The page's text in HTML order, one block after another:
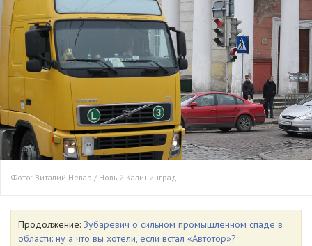
Фото: Виталий Невар / Новый Калининград
Продолжение: Зубаревич о сильном промышленном спаде в
области: ну а что вы хотели, если встал «Автотор»?